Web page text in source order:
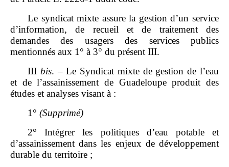
Le syndicat mixte assure la gestion d’un service
d’information, de recueil et de traitement des
demandes des usagers des services publics
mentionnés aux 1° à 3° du présent III.
III bis. – Le Syndicat mixte de gestion de l’eau
et de l’assainissement de Guadeloupe produit des
études et analyses visant à :
1° (Supprimé)
2° Intégrer les politiques d’eau potable et
d’assainissement dans les enjeux de développement
durable du territoire ;